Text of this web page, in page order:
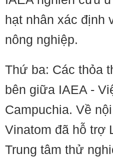
hạt nhân xác định
nông nghiệp.
Thứ ba: Các thỏa
bên giữa IAEA -
Campuchia. Về
Vinatom đã hỗ trợ
Trung tâm thử